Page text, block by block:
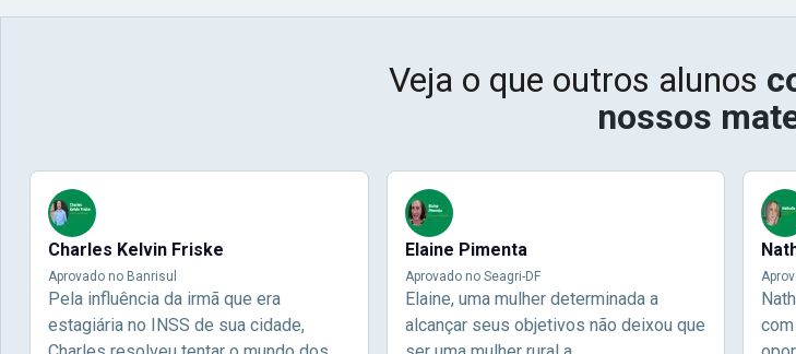
Veja o que outros alunos
nossos
Charles Kelvin Friske
Aprovado no Banrisul
Pela influência da irmã que era
estagiária no INSS de sua cidade,
Elaine Pimenta
Aprovado no Seagri-DF
Elaine, uma mulher determinada a
alcançar seus objetivos não deixou que